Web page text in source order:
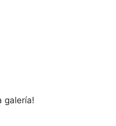
galería!